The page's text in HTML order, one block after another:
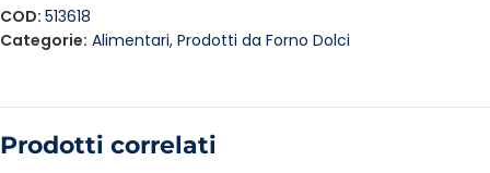
COD: 513618
Categorie: Alimentari, Prodotti da Forno Dolci
Prodotti correlati